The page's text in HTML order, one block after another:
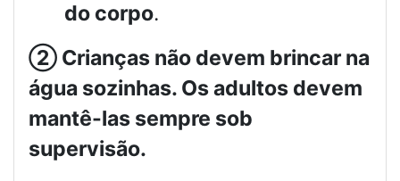
do corpo.
② Crianças não devem brincar na
água sozinhas. Os adultos devem
mantê-las sempre sob
supervisão.